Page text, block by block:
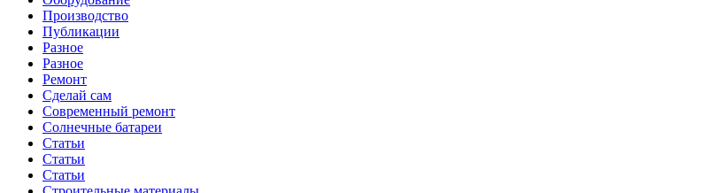
Производство
Публикации
Разное
Разное
Ремонт
Сделай сам
Современный ремонт
Солнечные батареи
Статьи
Статьи
Статьи